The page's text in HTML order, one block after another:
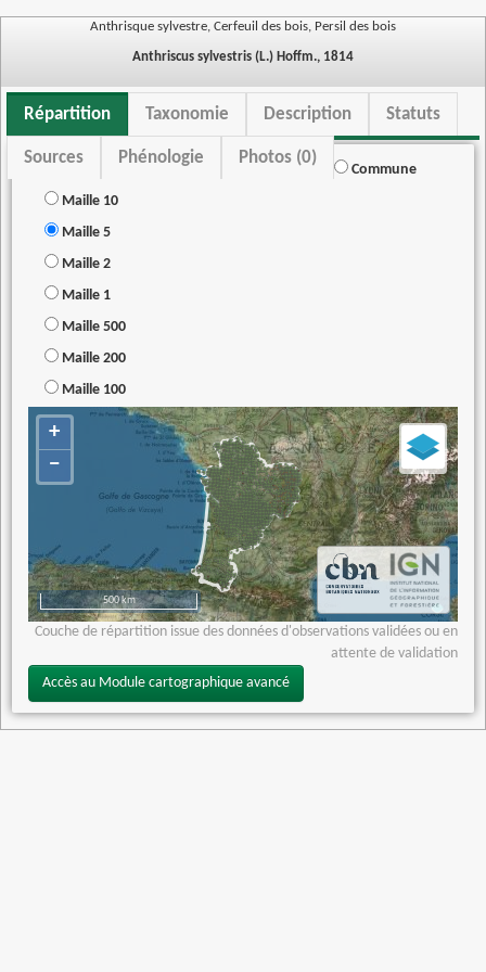
Anthrisque sylvestre, Cerfeuil des bois, Persil des bois
Anthriscus sylvestris (L.) Hoffm., 1814
Répartition Taxonomie Description Statuts
Sources Phénologie Photos (0)
Commune
Maille 10
Maille 5
Maille 2
Maille 1
Maille 500
Maille 200
Maille 100
+
−
500 km
Couche de répartition issue des données d'observations validées ou en
attente de validation
Accès au Module cartographique avancé